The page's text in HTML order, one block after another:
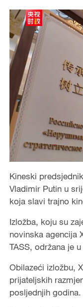
Kineski
Vladimir Putin u
koja slavi trajno
Izložba, koju su
novinska agencija
TASS, održana je
Obilazeći izložbu,
prijateljskih
posljednjih godina.